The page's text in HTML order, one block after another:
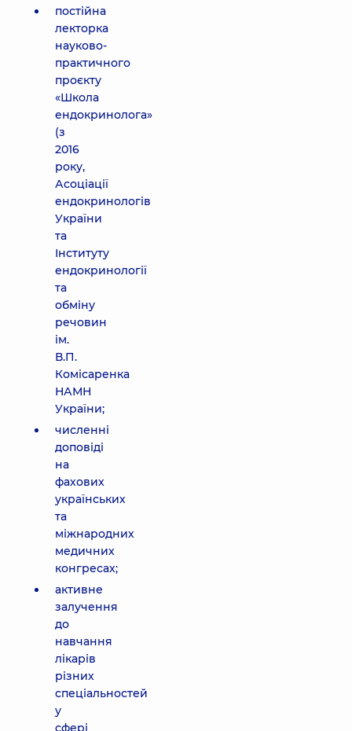
постійна
лекторка
науково-
практичного
проєкту
«Школа
ендокринолога»
(з
2016
року,
Асоціації
ендокринологів
України
та
Інституту
ендокринології
та
обміну
речовин
ім.
В.П.
Комісаренка
НАМН
України;
численні
доповіді
на
фахових
українських
та
міжнародних
медичних
конгресах;
активне
залучення
до
навчання
лікарів
різних
спеціальностей
у
сфері